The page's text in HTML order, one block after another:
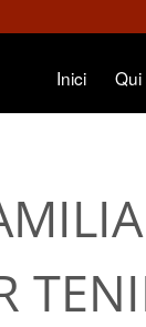
Inici Qui